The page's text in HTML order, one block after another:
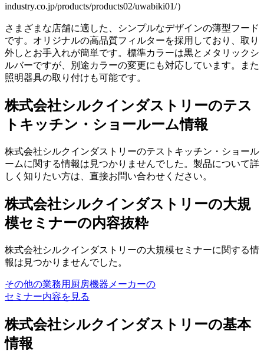
industry.co.jp/products/products02/uwabiki01/）
さまざまな店舗に適した、シンプルなデザインの薄型フード
です。オリジナルの高品質フィルターを採用しており、取り
外しとお手入れが簡単です。標準カラーは黒とメタリックシ
ルバーですが、別途カラーの変更にも対応しています。また
照明器具の取り付けも可能です。
株式会社シルクインダストリーのテス
トキッチン・ショールーム情報
株式会社シルクインダストリーのテストキッチン・ショール
ームに関する情報は見つかりませんでした。製品について詳
しく知りたい方は、直接お問い合わせください。
株式会社シルクインダストリーの大規
模セミナーの内容抜粋
株式会社シルクインダストリーの大規模セミナーに関する情
報は見つかりませんでした。
その他の業務用厨房機器メーカーの
セミナー内容を見る
株式会社シルクインダストリーの基本
情報